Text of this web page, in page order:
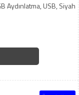
Aydınlatma, USB, Siyah